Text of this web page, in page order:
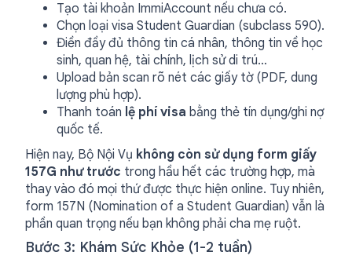
Tạo tài khoản ImmiAccount nếu chưa có.
Chọn loại visa Student Guardian (subclass 590).
Điền đầy đủ thông tin cá nhân, thông tin về học
sinh, quan hệ, tài chính, lịch sử di trú…
Upload bản scan rõ nét các giấy tờ (PDF, dung
lượng phù hợp).
Thanh toán lệ phí visa bằng thẻ tín dụng/ghi nợ
quốc tế.
Hiện nay, Bộ Nội Vụ không còn sử dụng form giấy
157G như trước trong hầu hết các trường hợp, mà
thay vào đó mọi thứ được thực hiện online. Tuy nhiên,
form 157N (Nomination of a Student Guardian) vẫn là
phần quan trọng nếu bạn không phải cha mẹ ruột.
Bước 3: Khám Sức Khỏe (1-2 tuần)